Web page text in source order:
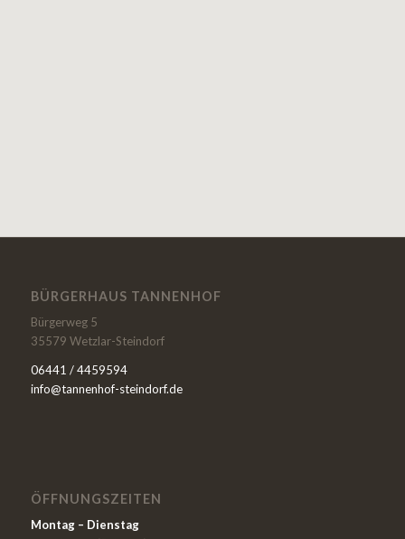
BÜRGERHAUS TANNENHOF
Bürgerweg 5
35579 Wetzlar-Steindorf
06441 / 4459594
info@tannenhof-steindorf.de
ÖFFNUNGSZEITEN
Montag – Dienstag